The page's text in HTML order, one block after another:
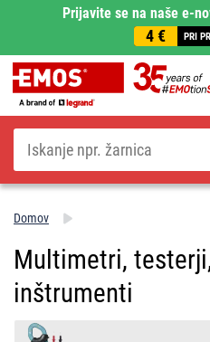
Prijavite se na naše e-
4 € PRI
Iskanje
Domov
Multimetri,
inštrumenti